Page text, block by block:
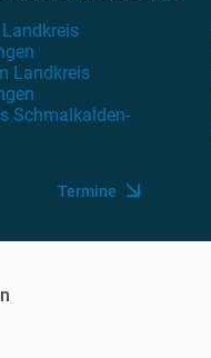
Landkreis
Schmalkalden-
Termine